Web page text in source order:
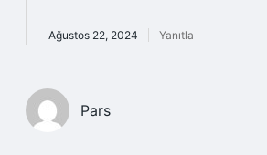
Ağustos 22, 2024 Yanıtla
Pars